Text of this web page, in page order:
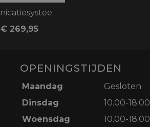
Communicatiesysteem SC2 Schuberth, C5, E
€ 269,95
OPENINGSTIJDEN
Maandag
Gesloten
Dinsdag
10.00-18.00
Woensdag
10.00-18.00